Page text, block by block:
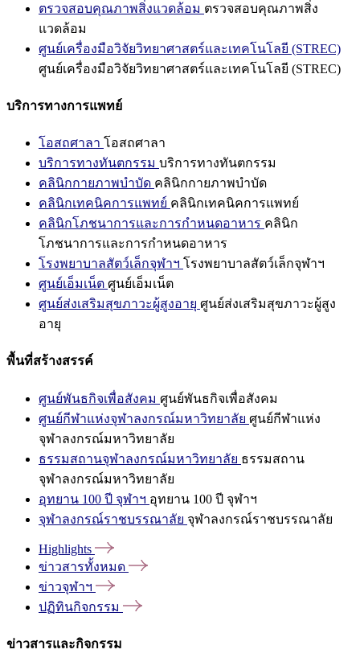
ตรวจสอบคุณภาพสิ่งแวดล้อม ตรวจสอบคุณภาพสิ่ง
แวดล้อม
ศูนย์เครื่องมือวิจัยวิทยาศาสตร์และเทคโนโลยี (STREC)
ศูนย์เครื่องมือวิจัยวิทยาศาสตร์และเทคโนโลยี (STREC)
บริการทางการแพทย์
โอสถศาลา โอสถศาลา
บริการทางทันตกรรม บริการทางทันตกรรม
คลินิกกายภาพบำบัด คลินิกกายภาพบำบัด
คลินิกเทคนิคการแพทย์ คลินิกเทคนิคการแพทย์
คลินิกโภชนาการและการกำหนดอาหาร คลินิก
โภชนาการและการกำหนดอาหาร
โรงพยาบาลสัตว์เล็กจุฬาฯ โรงพยาบาลสัตว์เล็กจุฬาฯ
ศูนย์เอ็มเน็ต ศูนย์เอ็มเน็ต
ศูนย์ส่งเสริมสุขภาวะผู้สูงอายุ ศูนย์ส่งเสริมสุขภาวะผู้สูง
อายุ
พื้นที่สร้างสรรค์
ศูนย์พันธกิจเพื่อสังคม ศูนย์พันธกิจเพื่อสังคม
ศูนย์กีฬาแห่งจุฬาลงกรณ์มหาวิทยาลัย ศูนย์กีฬาแห่ง
จุฬาลงกรณ์มหาวิทยาลัย
ธรรมสถานจุฬาลงกรณ์มหาวิทยาลัย ธรรมสถาน
จุฬาลงกรณ์มหาวิทยาลัย
อุทยาน 100 ปี จุฬาฯ อุทยาน 100 ปี จุฬาฯ
จุฬาลงกรณ์ราชบรรณาลัย จุฬาลงกรณ์ราชบรรณาลัย
Highlights
ข่าวสารทั้งหมด
ข่าวจุฬาฯ
ปฏิทินกิจกรรม
ข่าวสารและกิจกรรม